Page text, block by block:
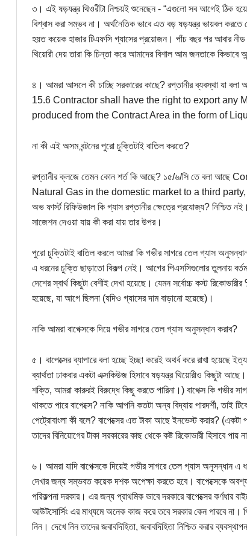
৩। এই ষড়যন্ত্র থিওরীটা নিশ্চয়ই শুনেছেন - “এগুলো সব আগেই ঠিক
বিশ্বাস করা সম্ভব না। অর্থনৈতিক ভাবে এত বড় ষড়যন্ত্র ভায়বল করতে
হয়ত কয়েক হাজার টিএফসি গ্যাসের প্রয়োজন। পাঁচ বছর পর আবার নীড
থিয়োরী দেয় তারা কি চিন্তা করে আমাদের বিশাল আম জনতাকে কিভাবে
৪। আমরা আসলে কী চাচ্ছি সরকারের কাছে? রপ্তানীর ব্যবস্থা
15.6 Contractor shall have the right to export any
produced from the Contract Area in the form of
না কী এই অসম বন্টনের পুরো চুক্তিটাই বাতিল করতে?
রপ্তানীর ক্লজে তেমন কোন শর্ত কি আছে? ১৫/৬/সি তে বলা
Natural Gas in the domestic market to a third
অভ ফার্স্ট রিফিউজাল কি গ্যাস রপ্তানীর ক্ষেত্রে প্রযোজ্য? নিশ্চিত
সাজেশন দেওয়া যায় কী করা যায় তার উপর।
পুরো চুক্তিটাই বাতিল করলে আমরা কি গভীর সাগরে তেল গ্যাস
এ ধরনের চুক্তি ছাড়াতো বিকল্প নেই। আগের পিএসসিগুলোর তুলনায়
দেশের স্বার্থ কিছুটা বেশীই দেখা হয়েছে। যেমন সর্বোচ্চ কস্ট
হয়েছে, যা আগে ছিলনা (যদিও গ্যাসের দাম বাড়ানো হয়েছে)।
নাকি আমরা বাপেক্সকে দিয়ে গভীর সাগরে তেল গ্যাস অনুসন্ধান করাব?
৫। বাপেক্সের ব্যাপারে বলা হচ্ছে ইচ্ছা করেই অথর্ব করে রাখা
ব্যার্থতা ঢাকবার একটা এক্সকিউজ হিসাবে ষড়যন্ত্র থিয়োরীও কিছুটা
শক্তি, আমরা কারুরই বিরুদ্ধে কিছু করতে পারিনা।) বাপেক্স কি গভীর
থাকতে পারে বাপেক্সে? নাকি আপনি কতটা অন্য বিদ্যায় পারদর্শী, তাই
পেট্রোবাংলা কী বলে? বাপেক্সের এত টাকা আছে ইনভেস্ট করার? (একটা
তাদের বিনিয়োগের টাকা সরকারের কাছ থেকে কষ্ট রিকোভারী হিসাবে পায়
৬। আমরা যাদি বাপেক্সকে দিয়েই গভীর সাগরে তেল গ্যাস অনুসন্ধান এ
দেখার জন্য সম্ভবত কয়েক দশক অপেক্ষা করতে হবে। বাপেক্সেকে
পরিকল্পনা দরকার। এর জন্য প্রাথমিক ভাবে দরকারে বাপেক্সের
আউটসোর্সিং এর মাধ্যমে অনেক কাজ করে তবে সরকার কেন পারবে না।
নিন। দেখে নিন তাদের জবাবদিহিতা, জবাবদিহিতা নিশ্চিত করার